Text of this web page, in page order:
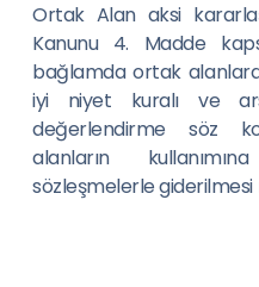
Ortak Alan aksi
Kanunu 4. Madde
bağlamda ortak
iyi niyet kuralı ve
değerlendirme söz
alanların
sözleşmelerle